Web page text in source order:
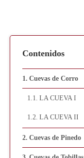
Contenidos
Cuevas de Corro
LA CUEVA I
LA CUEVA II
Cuevas de Pinedo